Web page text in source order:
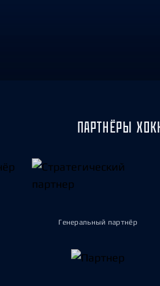
ПАРТНЁРЫ
Генеральный партнёр